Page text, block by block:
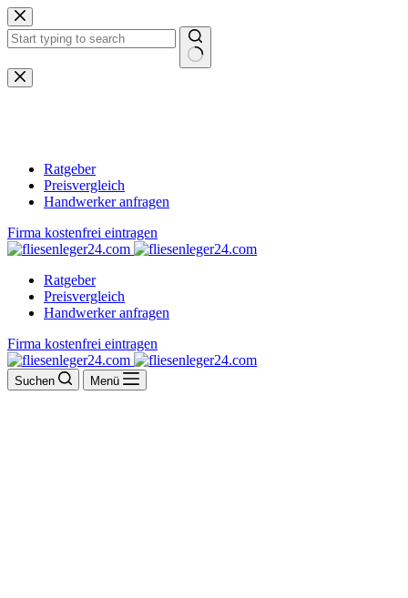
Zum
Inhalt
springen
Keine
Ergebnisse
Ratgeber
Preisvergleich
Handwerker anfragen
Firma kostenfrei eintragen
Ratgeber
Preisvergleich
Handwerker anfragen
Firma kostenfrei eintragen
Suchen Menü